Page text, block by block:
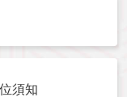
須知